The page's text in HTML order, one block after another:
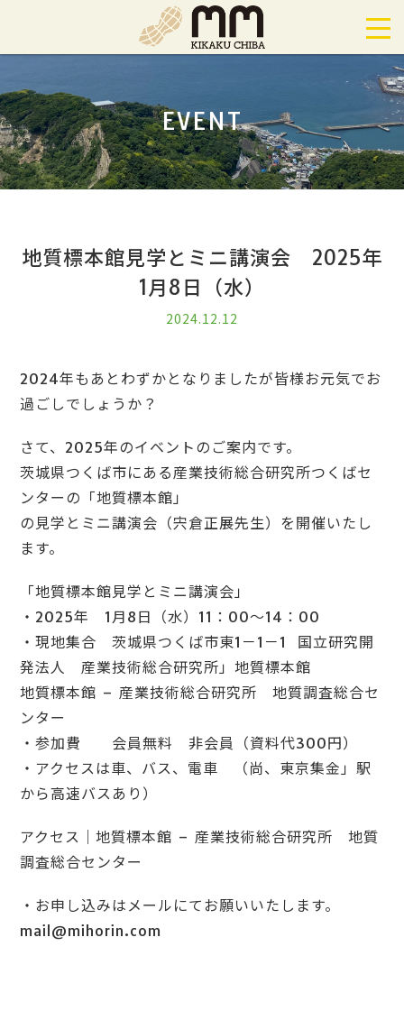
EVENT
地質標本館見学とミニ講演会 2025年
1月8日（水）
2024.12.12
2024年もあとわずかとなりましたが皆様お元気でお
過ごしでしょうか？
さて、2025年のイベントのご案内です。
茨城県つくば市にある産業技術総合研究所つくばセ
ンターの「地質標本館」
の見学とミニ講演会（宍倉正展先生）を開催いたし
ます。
「地質標本館見学とミニ講演会」
・2025年 1月8日（水）11：00～14：00
・現地集合 茨城県つくば市東1－1－1 国立研究開
発法人 産業技術総合研究所」地質標本館
地質標本館 – 産業技術総合研究所 地質調査総合セ
ンター
・参加費 会員無料 非会員（資料代300円）
・アクセスは車、バス、電車 （尚、東京集金」駅
から高速バスあり）
アクセス｜地質標本館 – 産業技術総合研究所 地質
調査総合センター
・お申し込みはメールにてお願いいたします。
mail@mihorin.com